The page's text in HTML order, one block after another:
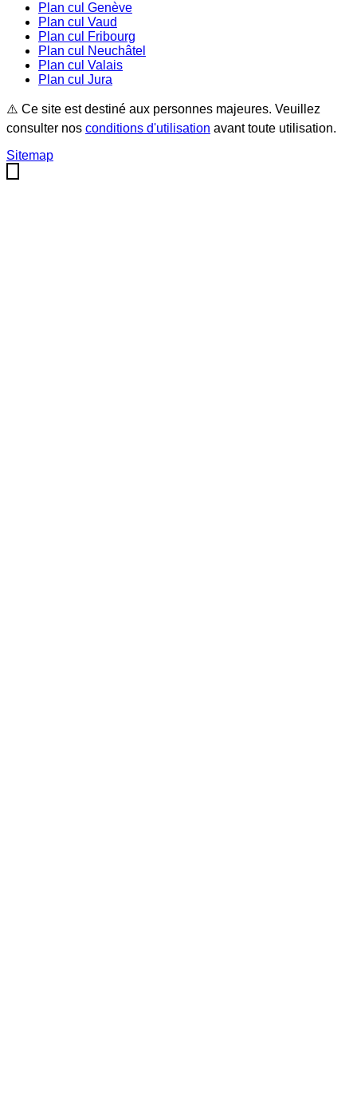
Plan cul Genève
Plan cul Vaud
Plan cul
Fribourg
Plan cul
Neuchâtel
Plan cul Valais
Plan cul Jura
⚠️ Ce site est destiné aux personnes majeures. Veuillez
consulter nos conditions d'utilisation avant toute utilisation.
Sitemap